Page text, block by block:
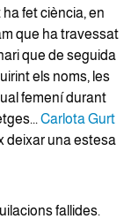
fet ciència, en
que ha travessat
que de seguida
els noms, les
femení durant
Carlota Gurt
deixar una estesa
fallides.